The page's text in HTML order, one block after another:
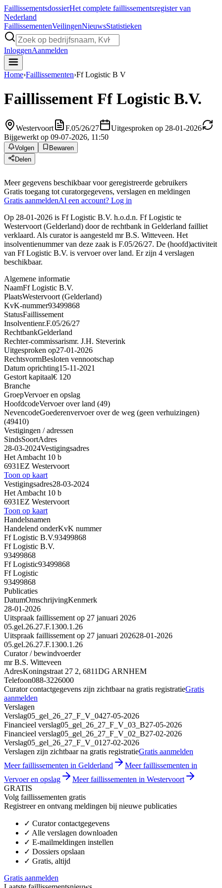
FaillissementsdossierHet complete faillissementsregister van
Nederland
FaillissementenVeilingenNieuwsStatistieken
InloggenAanmelden
Home›Faillissementen›Ff Logistic B V
Faillissement Ff Logistic B.V.
Westervoort F.05/26/27
Uitgesproken op 28-01-2026
Bijgewerkt op 09-07-2026, 11:50
Volgen
Bewaren
Delen
Meer gegevens beschikbaar voor geregistreerde gebruikers
Gratis toegang tot curatorgegevens, verslagen en meldingen
Gratis aanmeldenAl een account? Log in
Op 28-01-2026 is Ff Logistic B.V. h.o.d.n. Ff Logistic te
Westervoort (Gelderland) door de rechtbank in Gelderland failliet
verklaard. Als curator is aangesteld mr B.S. Witteveen. Het
insolventienummer van deze zaak is F.05/26/27. De (hoofd)activiteit
van Ff Logistic B.V. is vervoer over land. Er zijn 4 verslagen
beschikbaar.
Algemene informatie
NaamFf Logistic B.V.
PlaatsWestervoort (Gelderland)
KvK-nummer93499868
StatusFaillissement
Insolventienr.F.05/26/27
RechtbankGelderland
Rechter-commissarismr. J.H. Steverink
Uitgesproken op27-01-2026
RechtsvormBesloten vennootschap
Datum oprichting15-11-2021
Gestort kapitaal€ 120
Branche
GroepVervoer en opslag
HoofdcodeVervoer over land (49)
NevencodeGoederenvervoer over de weg (geen verhuizingen)
(49410)
Vestigingen / adressen
SindsSoortAdres
28-03-2024Vestigingsadres
Het Ambacht 10 b
6931EZ Westervoort
Toon op kaart
Vestigingsadres28-03-2024
Het Ambacht 10 b
6931EZ Westervoort
Toon op kaart
Handelsnamen
Handelend onderKvK nummer
Ff Logistic B.V.93499868
Ff Logistic B.V.
93499868
Ff Logistic93499868
Ff Logistic
93499868
Publicaties
DatumOmschrijvingKenmerk
28-01-2026
Uitspraak faillissement op 27 januari 2026
05.gel.26.27.F.1300.1.26
Uitspraak faillissement op 27 januari 202628-01-2026
05.gel.26.27.F.1300.1.26
Curator / bewindvoerder
mr B.S. Witteveen
AdresKoningstraat 27 2, 6811DG ARNHEM
Telefoon088-3226000
Curator contactgegevens zijn zichtbaar na gratis registratieGratis
aanmelden
Verslagen
Verslag05_gel_26_27_F_V_0427-05-2026
Financieel verslag05_gel_26_27_F_V_03_B27-05-2026
Financieel verslag05_gel_26_27_F_V_02_B27-02-2026
Verslag05_gel_26_27_F_V_01 27-02-2026
Verslagen zijn zichtbaar na gratis registratieGratis aanmelden
Meer faillissementen in Gelderland
Meer faillissementen in
Vervoer en opslag
Meer faillissementen in Westervoort
GRATIS
Volg faillissementen gratis
Registreer en ontvang meldingen bij nieuwe publicaties
✓ Curator contactgegevens
✓ Alle verslagen downloaden
✓ E-mailmeldingen instellen
✓ Dossiers opslaan
✓ Gratis, altijd
Gratis aanmelden